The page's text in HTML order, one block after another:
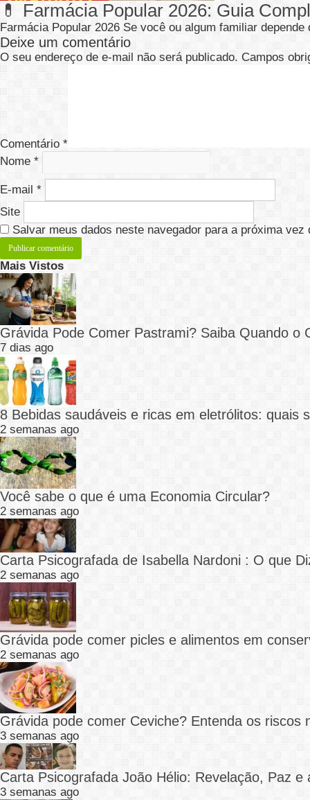
💊 Farmácia Popular 2026: Guia
Farmácia Popular 2026 Se você ou algum familiar
Deixe um comentário
O seu endereço de e-mail não será publicado. Campos
Comentário *
Nome *
E-mail *
Site
Salvar meus dados neste navegador para a próxima vez
Mais Vistos
Grávida Pode Comer Pastrami? Saiba Quando o
7 dias ago
8 Bebidas saudáveis e ricas em eletrólitos: quais
2 semanas ago
Você sabe o que é uma Economia Circular?
2 semanas ago
Carta Psicografada de Isabella Nardoni : O que
2 semanas ago
Grávida pode comer picles e alimentos em
2 semanas ago
Grávida pode comer Ceviche? Entenda os riscos
3 semanas ago
Carta Psicografada João Hélio: Revelação, Paz e
3 semanas ago